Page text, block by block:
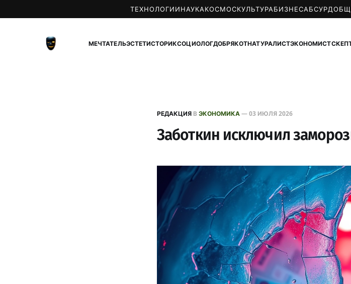
ТЕХНОЛОГИИНАУКАКОСМОСКУЛЬТУРАБИЗНЕСАБСУРД
МЕЧТАТЕЛЬЭСТЕТИСТОРИКСОЦИОЛОГДОБРЯКОТНАТУРАЛИСТЭКОНОМИСТ
РЕДАКЦИЯ ВЭКОНОМИКА—03 ИЮЛЯ 2026
Заботкин исключил